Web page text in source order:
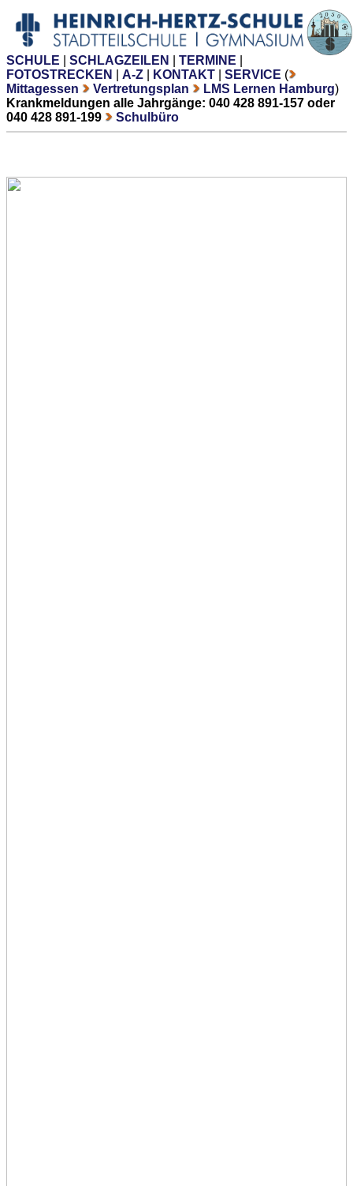
SCHULE SCHLAGZEILEN TERMINE
FOTOSTRECKEN
A-Z KONTAKT SERVICE (
Mittagessen
Vertretungsplan LMS Lernen Hamburg)
Krankmeldungen alle Jahrgänge: 040 428 891-157 oder
040 428 891-199
Schulbüro